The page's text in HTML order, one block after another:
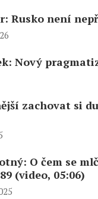
Rusko není
Nový
zachovat si
O čem se
(video, 05:06)